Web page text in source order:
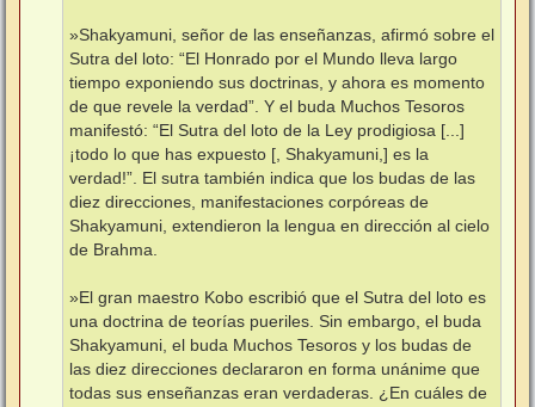
»Shakyamuni, señor de las enseñanzas, afirmó sobre el
Sutra del loto: “El Honrado por el Mundo lleva largo
tiempo exponiendo sus doctrinas, y ahora es momento
de que revele la verdad”. Y el buda Muchos Tesoros
manifestó: “El Sutra del loto de la Ley prodigiosa [...]
¡todo lo que has expuesto [, Shakyamuni,] es la
verdad!”. El sutra también indica que los budas de las
diez direcciones, manifestaciones corpóreas de
Shakyamuni, extendieron la lengua en dirección al cielo
de Brahma.
»El gran maestro Kobo escribió que el Sutra del loto es
una doctrina de teorías pueriles. Sin embargo, el buda
Shakyamuni, el buda Muchos Tesoros y los budas de
las diez direcciones declararon en forma unánime que
todas sus enseñanzas eran verdaderas. ¿En cuáles de